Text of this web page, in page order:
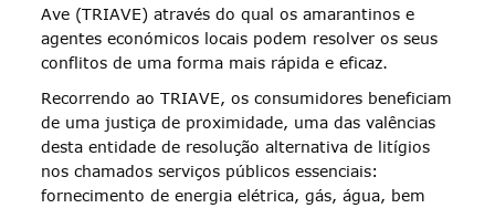
Ave (TRIAVE) através do qual os amarantinos e
agentes económicos locais podem resolver os seus
conflitos de uma forma mais rápida e eficaz.
Recorrendo ao TRIAVE, os consumidores beneficiam
de uma justiça de proximidade, uma das valências
desta entidade de resolução alternativa de litígios
nos chamados serviços públicos essenciais:
fornecimento de energia elétrica, gás, água, bem